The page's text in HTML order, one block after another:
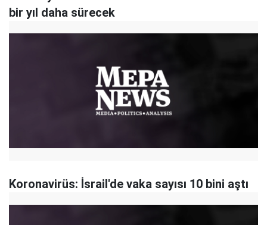
bir yıl daha sürecek
Koronavirüs: İsrail'de vaka sayısı 10 bini aştı